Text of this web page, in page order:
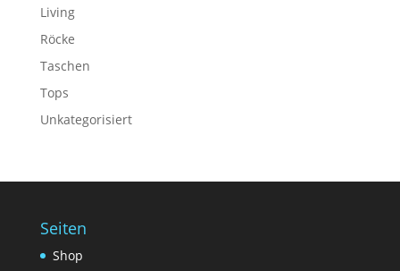
Living
Röcke
Taschen
Tops
Unkategorisiert
Seiten
Shop